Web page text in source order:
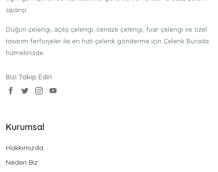
siparişi.
Düğün çelengi, açılış çelengi, cenaze çelengi, fuar çelengi ve özel
tasarım ferforjeler ile en hızlı çelenk gönderme için Çelenk Burada
hizmetinizde.
Bizi Takip Edin
Kurumsal
Hakkımızda
Neden Biz